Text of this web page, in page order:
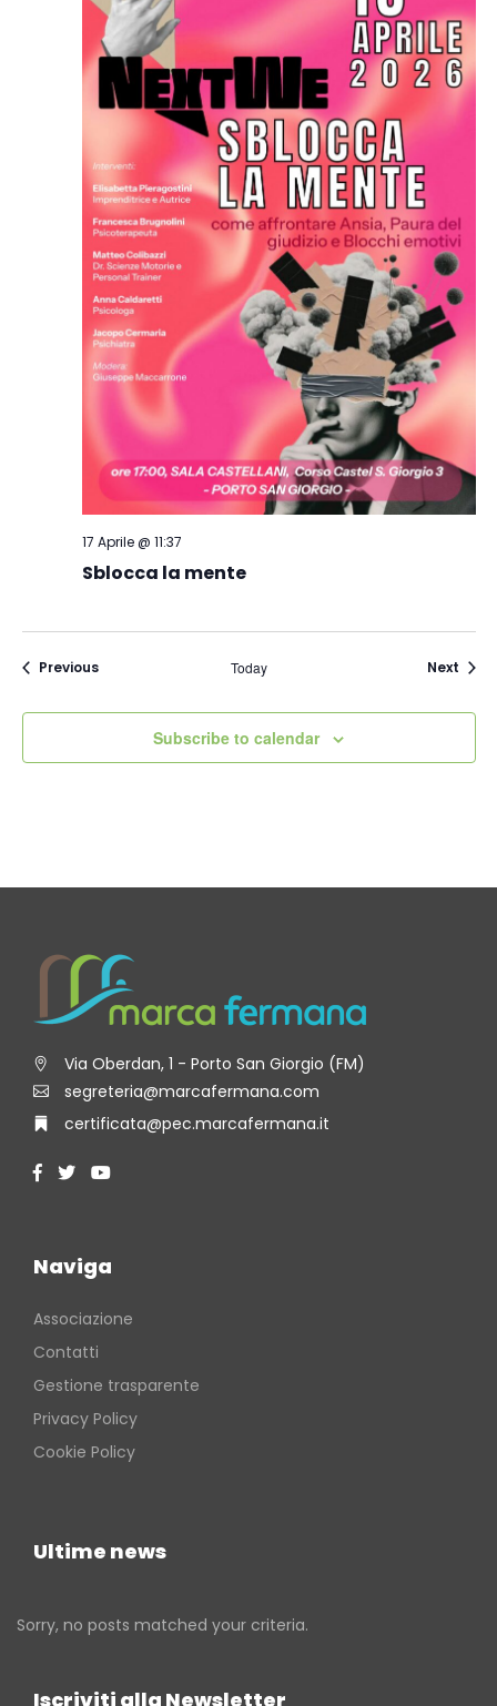
17 Aprile @ 11:37
Sblocca la mente
PreviousEvents Today Next
Subscribe to calendar
Via Oberdan, 1 - Porto San Giorgio (FM)
segreteria@marcafermana.com
certificata@pec.marcafermana.it
Naviga
Associazione
Contatti
Gestione trasparente
Privacy Policy
Cookie Policy
Ultime news
Sorry, no posts matched your criteria.
Iscriviti alla Newsletter